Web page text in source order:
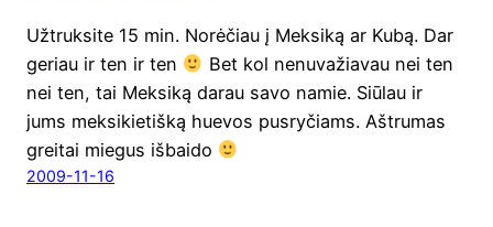
Užtruksite 15 min. Norėčiau į Meksiką ar Kubą. Dar
geriau ir ten ir ten
Bet kol nenuvažiavau nei ten
nei ten, tai Meksiką darau savo namie. Siūlau ir
jums meksikietišką huevos pusryčiams. Aštrumas
greitai miegus išbaido
2009-11-16